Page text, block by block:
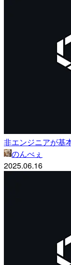
非エンジニアが基
のんべぇ
2025.06.16